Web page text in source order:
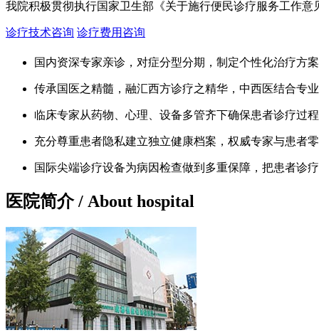
我院积极贯彻执行国家卫生部《关于施行便民诊疗服务工作
诊疗技术咨询 诊疗费用咨询
国内资深专家亲诊，对症分型分期，制定个性化治疗方
传承国医之精髓，融汇西方诊疗之精华，中西医结合专
临床专家从药物、心理、设备多管齐下确保患者诊疗过
充分尊重患者隐私建立独立健康档案，权威专家与患者
国际尖端诊疗设备为病因检查做到多重保障，把患者诊
医院简介/ About hospital